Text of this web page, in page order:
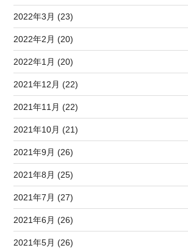
2022年3月 (23)
2022年2月 (20)
2022年1月 (20)
2021年12月 (22)
2021年11月 (22)
2021年10月 (21)
2021年9月 (26)
2021年8月 (25)
2021年7月 (27)
2021年6月 (26)
2021年5月 (26)